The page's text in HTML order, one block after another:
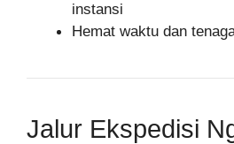
instansi
Hemat waktu dan
Jalur Ekspedisi